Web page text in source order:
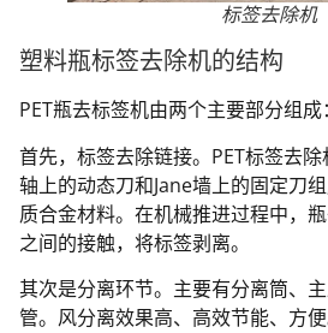
标签去除机
塑料瓶标签去除机的结构
PET瓶去标签机由两个主要部分组成：
首先，标签去除链接。PET标签去除
轴上的动态刀和Jane墙上的固定刀
质合金材料。在机械推进过程中，
之间的接触，将标签剥离。
其次是分离环节。主要有分离筒、
管。风分离效果高、高效节能、方便